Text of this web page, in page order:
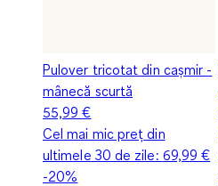
Pulover tricotat din cașmir -
mânecă scurtă
55,99 €
Cel mai mic preț din
ultimele 30 de zile: 69,99 €
-20%